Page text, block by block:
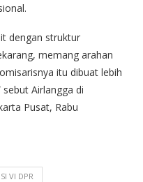
dengan struktur
memang arahan
itu dibuat lebih
Airlangga di
Pusat, Rabu
VI DPR